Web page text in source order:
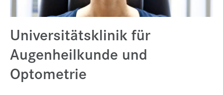
Presse
Jobs
Kontakt
Datenschutz
Universitätsklinik für
Augenheilkunde und
Optometrie